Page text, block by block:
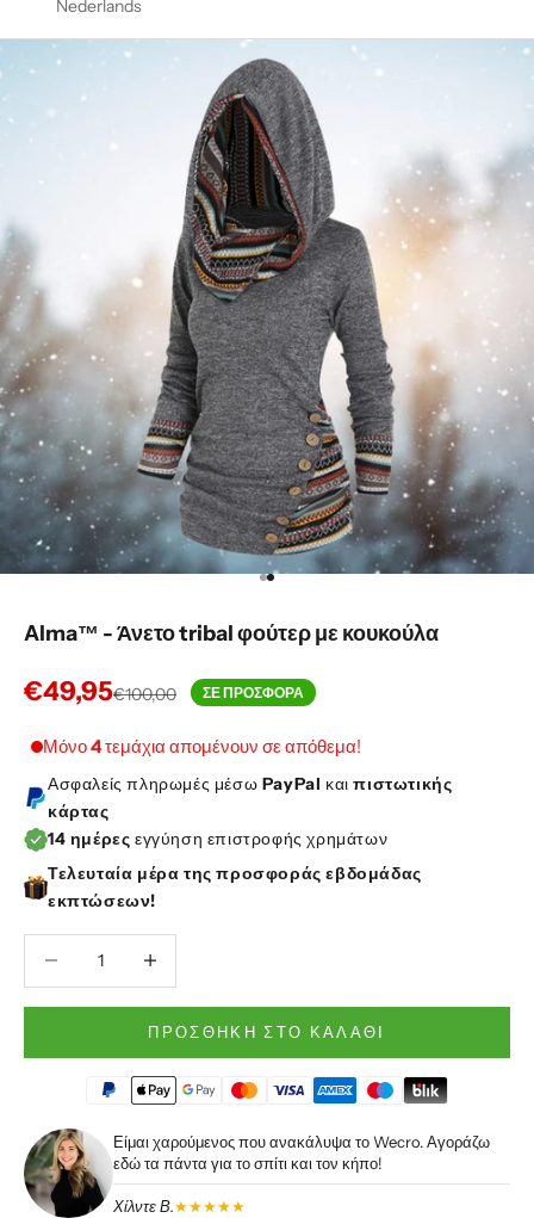
Nederlands
Μεταβείτε στο στοιχείο 1
Μεταβείτε στο στοιχείο 2
Alma™ - Άνετο tribal φούτερ με κουκούλα
Τιμή πώλησης
€49,95Κανονική τιμή
€100,00 ΣΕ ΠΡΟΣΦΟΡΑ
Μόνο4τεμάχια απομένουν σε απόθεμα!
Ασφαλείς πληρωμές μέσω PayPal καιπιστωτικής
κάρτας
14 ημέρες εγγύηση επιστροφής χρημάτων
Τελευταία μέρα της προσφοράς εβδομάδας
εκπτώσεων!
ΠΡΟΣΘΉΚΗ ΣΤΟ ΚΑΛΆΘΙ
Είμαι χαρούμενος που ανακάλυψα το Wecro. Αγοράζω
εδώ τα πάντα για το σπίτι και τον κήπο!
Χίλντε Β.★★★★★